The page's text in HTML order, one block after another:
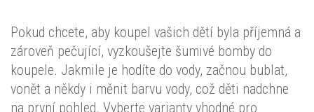
Pokud chcete, aby koupel vašich dětí byla příjemná a
zároveň pečující, vyzkoušejte šumivé bomby do
koupele. Jakmile je hodíte do vody, začnou bublat,
vonět a někdy i měnit barvu vody, což děti nadchne
na první pohled. Vyberte varianty vhodné pro